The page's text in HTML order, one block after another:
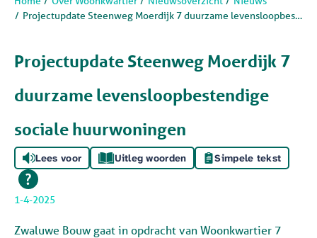
Projectupdate Steenweg Moerdijk 7 duurzame levensloopbestendige sociale huurwoningen
Projectupdate Steenweg Moerdijk 7
duurzame levensloopbestendige
sociale huurwoningen
Lees voor Uitleg woorden Simpele tekst
1-4-2025
Zwaluwe Bouw gaat in opdracht van Woonkwartier 7